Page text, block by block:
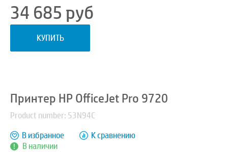
34 685 руб
КУПИТЬ
Принтер HP OfficeJet Pro 9720
Product number: 53N94C
В наличии
В избранное К сравнению